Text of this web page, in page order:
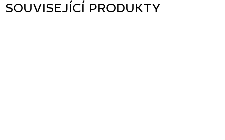
SOUVISEJÍCÍ PRODUKTY